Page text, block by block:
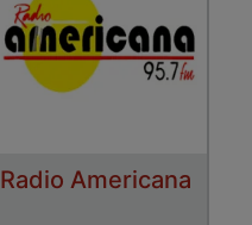
Radio Americana